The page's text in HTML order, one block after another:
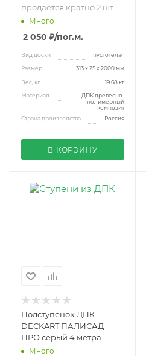
продается кратно 2 шт
Много
2 050 ₽/пог.м.
Вид доски пустотелая
Размер 313 х 25 х 2000 мм
Вес, кг 19.68 кг
Материал
ДПК древесно-
полимерный
композит
Страна производства
Россия
В КОРЗИНУ
Подступенок ДПК
DECKART ПАЛИСАД
ПРО серый 4 метра
Много